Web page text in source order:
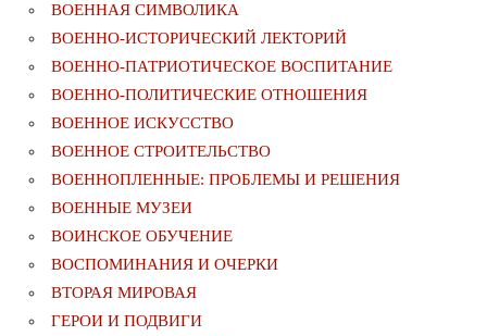
ВОЕННАЯ СИМВОЛИКА
ВОЕННО-ИСТОРИЧЕСКИЙ ЛЕКТОРИЙ
ВОЕННО-ПАТРИОТИЧЕСКОЕ ВОСПИТАНИЕ
ВОЕННО-ПОЛИТИЧЕСКИE ОТНОШЕНИЯ
ВОЕННОЕ ИСКУССТВО
ВОЕННОЕ СТРОИТЕЛЬСТВО
ВОЕННОПЛЕННЫЕ: ПРОБЛЕМЫ И РЕШЕНИЯ
ВОЕННЫЕ МУЗЕИ
ВОИНСКОЕ ОБУЧЕНИЕ
ВОСПОМИНАНИЯ И ОЧЕРКИ
ВТОРАЯ МИРОВАЯ
ГЕРОИ И ПОДВИГИ